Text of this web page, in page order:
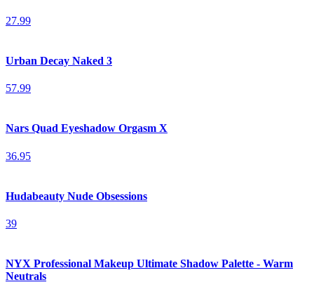
27.99
Urban Decay Naked 3
57.99
Nars Quad Eyeshadow Orgasm X
36.95
Hudabeauty Nude Obsessions
39
NYX Professional Makeup Ultimate Shadow Palette - Warm
Neutrals